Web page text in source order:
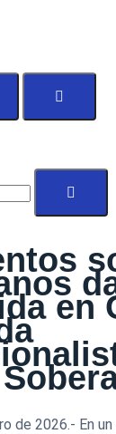
en
de 2026.- En